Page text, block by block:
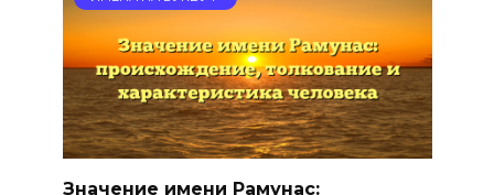
Значение имени Рамунас: